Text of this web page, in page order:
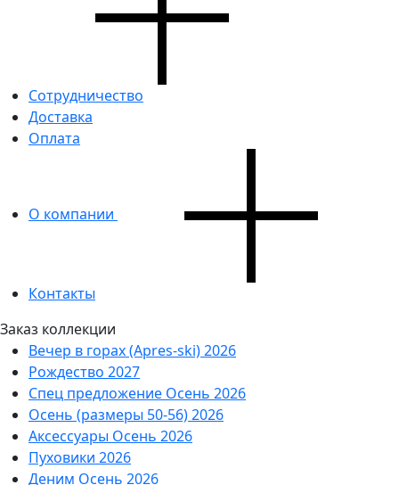
Сотрудничество
Доставка
Оплата
О компании
Контакты
Заказ коллекции
Вечер в горах (Apres-ski) 2026
Рождество 2027
Спец предложение Осень 2026
Осень (размеры 50-56) 2026
Аксессуары Осень 2026
Пуховики 2026
Деним Осень 2026